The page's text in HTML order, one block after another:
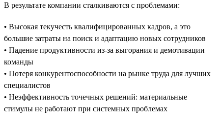
В результате компании сталкиваются с проблемами:
• Высокая текучесть квалифицированных кадров, а это
большие затраты на поиск и адаптацию новых сотрудников
• Падение продуктивности из-за выгорания и демотивации
команды
• Потеря конкурентоспособности на рынке труда для лучших
специалистов
• Неэффективность точечных решений: материальные
стимулы не работают при системных проблемах